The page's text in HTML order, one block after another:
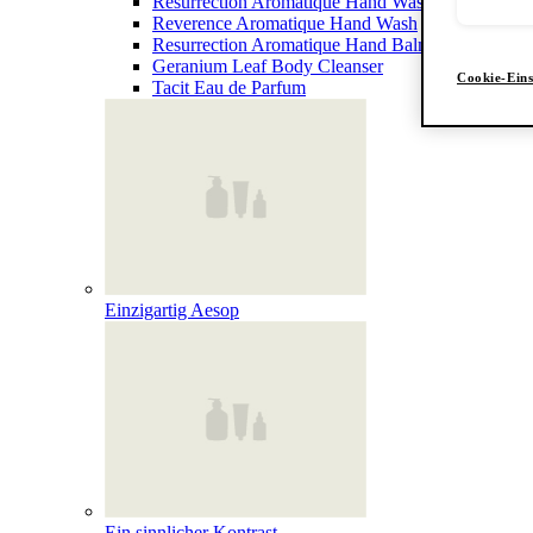
Reverence Aromatique Hand Wash
Resurrection Aromatique Hand Balm
Geranium Leaf Body Cleanser
Tacit Eau de Parfum
Einzigartig Aesop
Cookie-